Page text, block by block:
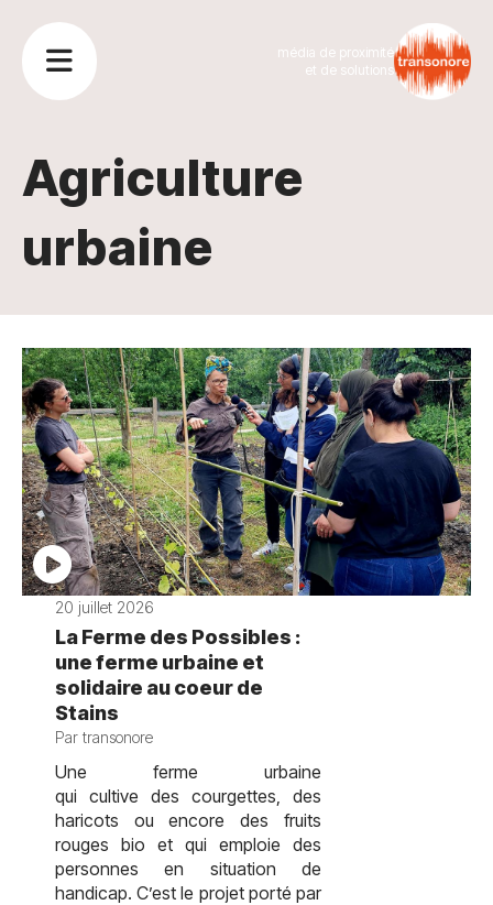
média de proximité
et de solutions
Agriculture
urbaine
20 juillet 2026
La Ferme des Possibles :
une ferme urbaine et
solidaire au coeur de
Stains
Par transonore
Une ferme urbaine
qui cultive des courgettes, des
haricots ou encore des fruits
rouges bio et qui emploie des
personnes en situation de
handicap. C’est le projet porté par